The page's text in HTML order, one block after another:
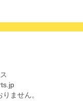
ません。